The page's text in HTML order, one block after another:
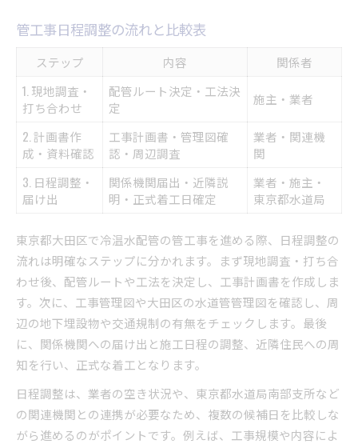
管工事日程調整の流れと比較表
ステップ 内容
関係者
1. 現地調査・
打ち合わせ
配管ルート決定・工法決
定
施主・業者
2. 計画書作
成・資料確認
工事計画書・管理図確
認・周辺調査
業者・関連機
関
3. 日程調整・
届け出
関係機関届出・近隣説
明・正式着工日確定
業者・施主・
東京都水道局
東京都大田区で冷温水配管の管工事を進める際、日程調整の
流れは明確なステップに分かれます。まず現地調査・打ち合
わせ後、配管ルートや工法を決定し、工事計画書を作成しま
す。次に、工事管理図や大田区の水道管管理図を確認し、周
辺の地下埋設物や交通規制の有無をチェックします。最後
に、関係機関への届け出と施工日程の調整、近隣住民への周
知を行い、正式な着工となります。
日程調整は、業者の空き状況や、東京都水道局南部支所など
の関連機関との連携が必要なため、複数の候補日を比較しな
がら進めるのがポイントです。例えば、工事規模や内容によ